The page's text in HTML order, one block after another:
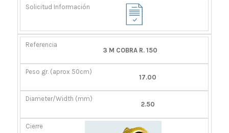
3 M COBRA R. 150
17.00
2.50